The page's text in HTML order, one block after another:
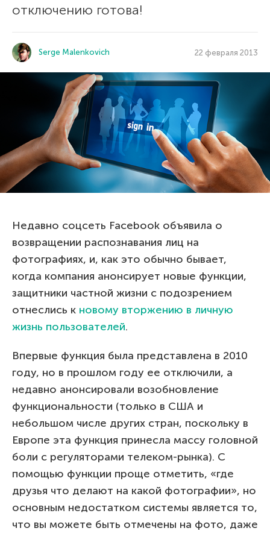
отключению готова!
Serge Malenkovich 22 февраля 2013
Недавно соцсеть Facebook объявила о
возвращении распознавания лиц на
фотографиях, и, как это обычно бывает,
когда компания анонсирует новые функции,
защитники частной жизни с подозрением
отнеслись к новому вторжению в личную
жизнь пользователей.
Впервые функция была представлена в 2010
году, но в прошлом году ее отключили, а
недавно анонсировали возобновление
функциональности (только в США и
небольшом числе других стран, поскольку в
Европе эта функция принесла массу головной
боли с регуляторами телеком-рынка). С
помощью функции проще отметить, «где
друзья что делают на какой фотографии», но
основным недостатком системы является то,
что вы можете быть отмечены на фото, даже